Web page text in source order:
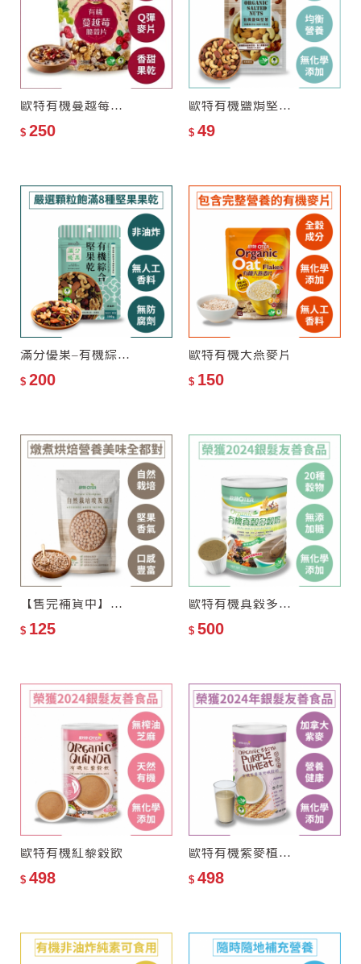
歐特有機蔓越莓脆穀片
$ 250
歐特有機鹽焗堅果(隨手包)
$ 49
滿分優果–有機綜合堅果乾
$ 200
歐特有機大燕麥片
$ 150
【售完補貨中】歐特自然栽培埃及豆(雪蓮子)
$ 125
歐特有機真穀多穀奶(罐裝)
$ 500
歐特有機紅藜穀飲
$ 498
歐特有機紫麥植物纖穀奶
$ 498